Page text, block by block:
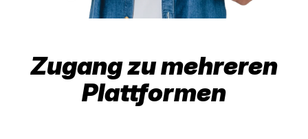
Zugang zu mehreren
Plattformen